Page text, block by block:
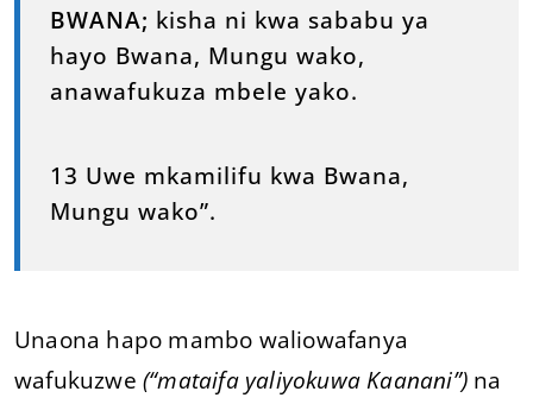
BWANA; kisha ni kwa sababu ya
hayo Bwana, Mungu wako,
anawafukuza mbele yako.
13 Uwe mkamilifu kwa Bwana,
Mungu wako”.
Unaona hapo mambo waliowafanya
wafukuzwe (“mataifa yaliyokuwa Kaanani”) na